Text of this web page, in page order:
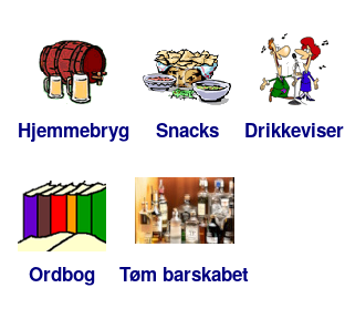
Hjemmebryg Snacks Drikkeviser
Ordbog Tøm barskabet